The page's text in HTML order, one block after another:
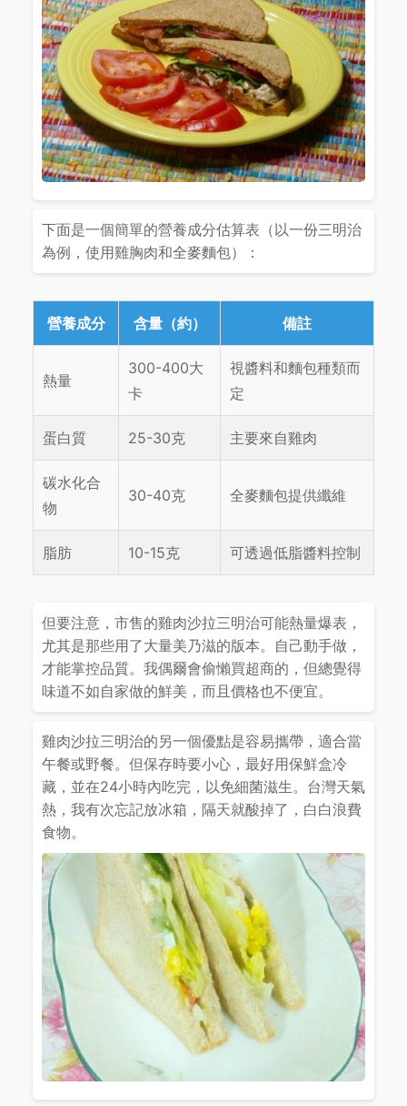
下面是一個簡單的營養成分估算表（以一份三明治
為例，使用雞胸肉和全麥麵包）：
營養成分 含量（約） 備註
熱量
300-400大
卡
視醬料和麵包種類而
定
蛋白質 25-30克 主要來自雞肉
碳水化合
物
30-40克 全麥麵包提供纖維
脂肪 10-15克 可透過低脂醬料控制
但要注意，市售的雞肉沙拉三明治可能熱量爆表，
尤其是那些用了大量美乃滋的版本。自己動手做，
才能掌控品質。我偶爾會偷懶買超商的，但總覺得
味道不如自家做的鮮美，而且價格也不便宜。
雞肉沙拉三明治的另一個優點是容易攜帶，適合當
午餐或野餐。但保存時要小心，最好用保鮮盒冷
藏，並在24小時內吃完，以免細菌滋生。台灣天氣
熱，我有次忘記放冰箱，隔天就酸掉了，白白浪費
食物。